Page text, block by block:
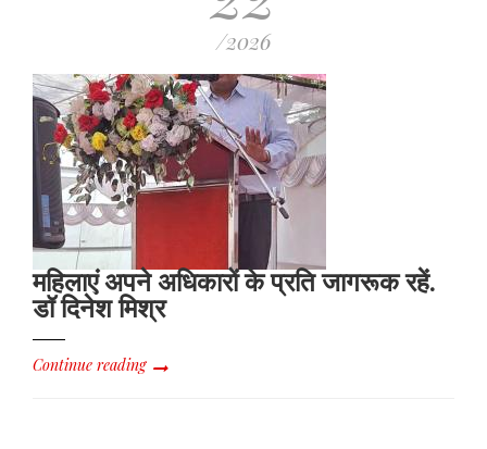
/2026
महिलाएं अपने अधिकारों के प्रति जागरूक रहें.
डॉ दिनेश मिश्र
Continue reading